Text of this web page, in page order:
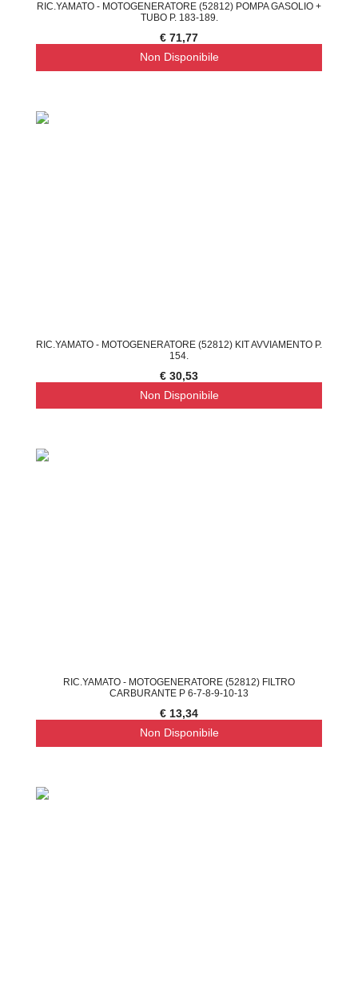
RIC.YAMATO - MOTOGENERATORE (52812) POMPA GASOLIO +
TUBO P. 183-189.
€ 71,77
Non Disponibile
RIC.YAMATO - MOTOGENERATORE (52812) KIT AVVIAMENTO P.
154.
€ 30,53
Non Disponibile
RIC.YAMATO - MOTOGENERATORE (52812) FILTRO
CARBURANTE P 6-7-8-9-10-13
€ 13,34
Non Disponibile